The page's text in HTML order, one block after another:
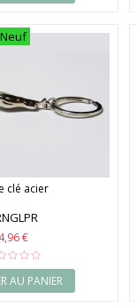
Neuf
clé acier
4,96 €
AU PANIER